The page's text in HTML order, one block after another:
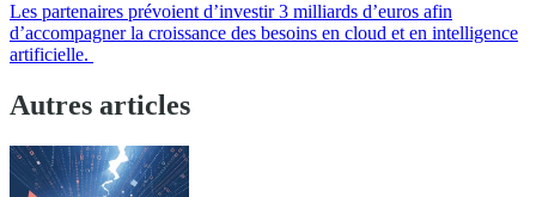
Les partenaires prévoient d’investir 3 milliards d’euros afin
d’accompagner la croissance des besoins en cloud et en intelligence
artificielle.
Autres articles